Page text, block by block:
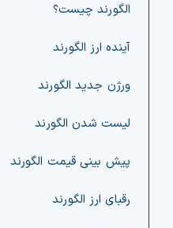
الگورند چیست؟
آینده ارز الگورند
ورژن جدید الگورند
لیست شدن الگورند
پیش بینی قیمت الگورند
رقبای ارز الگورند